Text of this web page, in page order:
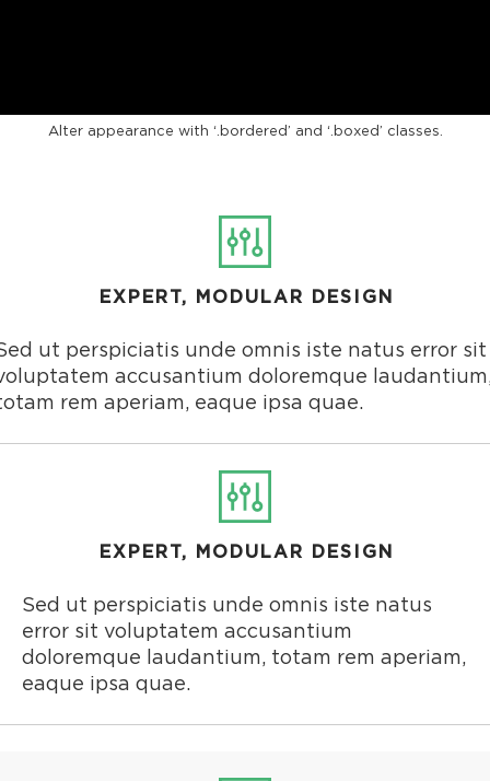
Alter appearance with ‘.bordered’ and ‘.boxed’ classes.
EXPERT, MODULAR DESIGN
ut perspiciatis unde omnis iste natus error sit
accusantium doloremque
rem aperiam, eaque ipsa quae.
EXPERT, MODULAR DESIGN
Sed ut perspiciatis unde omnis iste natus
error sit voluptatem accusantium
doloremque laudantium, totam rem aperiam,
eaque ipsa quae.